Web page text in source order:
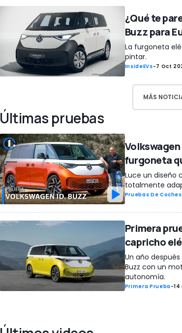
¿Qué te
Buzz para
La furgoneta
pintar.
InsideEVs-7 Oct
MÁS
Últimas pruebas
furgoneta
Luce un diseño
totalmente
Pruebas De Coches
Primera
capricho
Un año
Buzz con un
autonomía.
Primera Prueba-14